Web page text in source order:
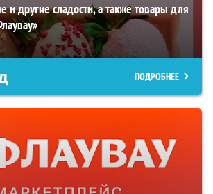
и другие сладости, а также товары для
ПОДРОБНЕЕ